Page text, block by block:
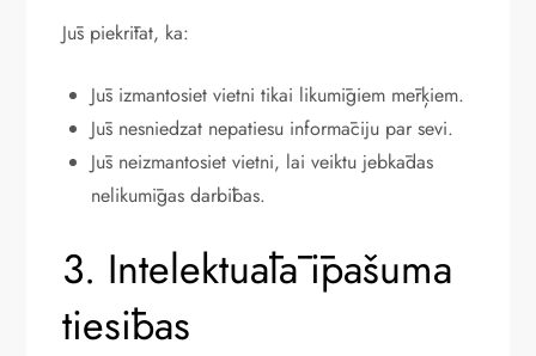
Jūs piekrītat, ka:
Jūs izmantosiet vietni tikai likumīgiem mērķiem.
Jūs nesniedzat nepatiesu informāciju par sevi.
Jūs neizmantosiet vietni, lai veiktu jebkādas
nelikumīgas darbības.
3. Intelektuālā īpašuma
tiesības